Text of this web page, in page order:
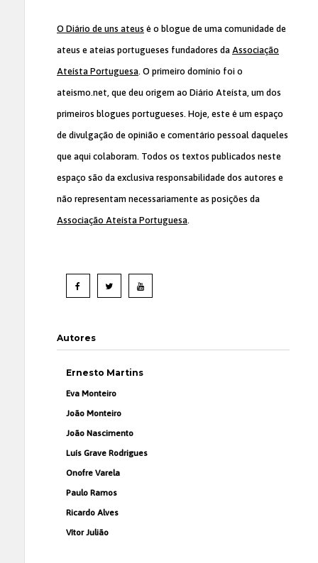
O Diário de uns ateus é o blogue de uma comunidade de
ateus e ateias portugueses fundadores da Associação
Ateísta Portuguesa. O primeiro domínio foi o
ateismo.net, que deu origem ao Diário Ateísta, um dos
primeiros blogues portugueses. Hoje, este é um espaço
de divulgação de opinião e comentário pessoal daqueles
que aqui colaboram. Todos os textos publicados neste
espaço são da exclusiva responsabilidade dos autores e
não representam necessariamente as posições da
Associação Ateísta Portuguesa.
Autores
Ernesto Martins
Eva Monteiro
João Monteiro
João Nascimento
Luís Grave Rodrigues
Onofre Varela
Paulo Ramos
Ricardo Alves
Vítor Julião